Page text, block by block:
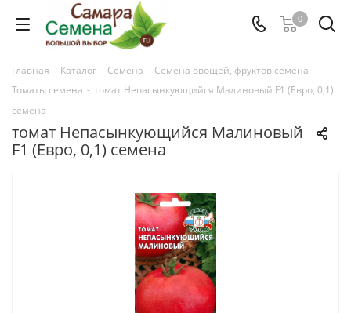
0
Главная - Каталог - Семена - Семена овощей, фруктов семена -
Томаты семена - томат Непасынкующийся Малиновый F1 (Евро, 0,1)
семена
томат Непасынкующийся Малиновый
F1 (Евро, 0,1) семена